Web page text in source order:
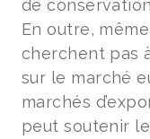
de
En outre,
cherchent pas
sur le marché
marchés
peut soutenir